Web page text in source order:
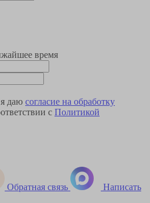
время
даю согласие на обработку
с Политикой
Обратная связь Написать